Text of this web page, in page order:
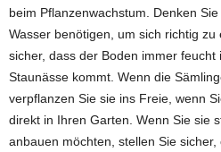
beim Pflanzenwachstum. Denken
Wasser benötigen, um sich richtig
sicher, dass der Boden immer feucht
Staunässe kommt. Wenn die
verpflanzen Sie sie ins Freie, wenn
direkt in Ihren Garten. Wenn Sie sie
anbauen möchten, stellen Sie